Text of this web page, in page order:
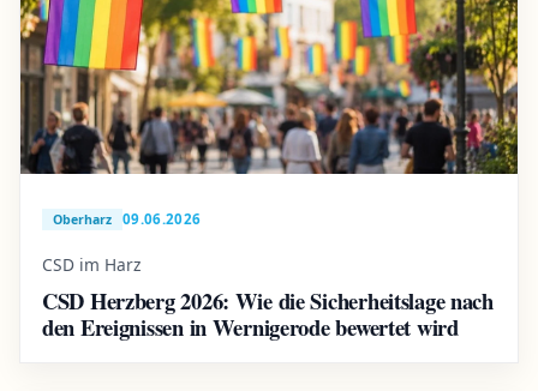
Oberharz 09.06.2026
CSD im Harz
CSD Herzberg 2026: Wie die Sicherheitslage nach
den Ereignissen in Wernigerode bewertet wird